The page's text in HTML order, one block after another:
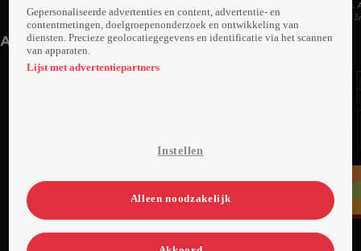
38min
40min
5.
Anderen kijken ook
programma
programma
Gepersonaliseerde advertenties en content, advertentie- en
contentmetingen, doelgroepenonderzoek en ontwikkeling van
diensten. Precieze geolocatiegegevens en identificatie via het scannen
van apparaten.
Lijst met advertentiepartners
Instellen
Alleen noodzakelijk